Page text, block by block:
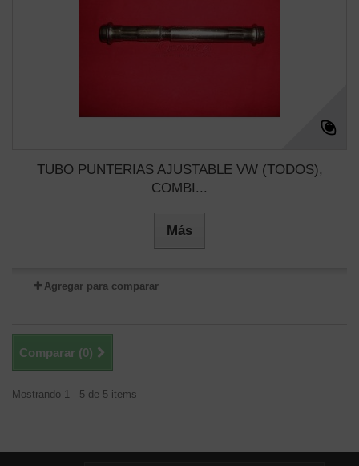
TUBO PUNTERIAS AJUSTABLE VW (TODOS),
COMBI...
Más
Agregar para comparar
Comparar (0)
Mostrando 1 - 5 de 5 items